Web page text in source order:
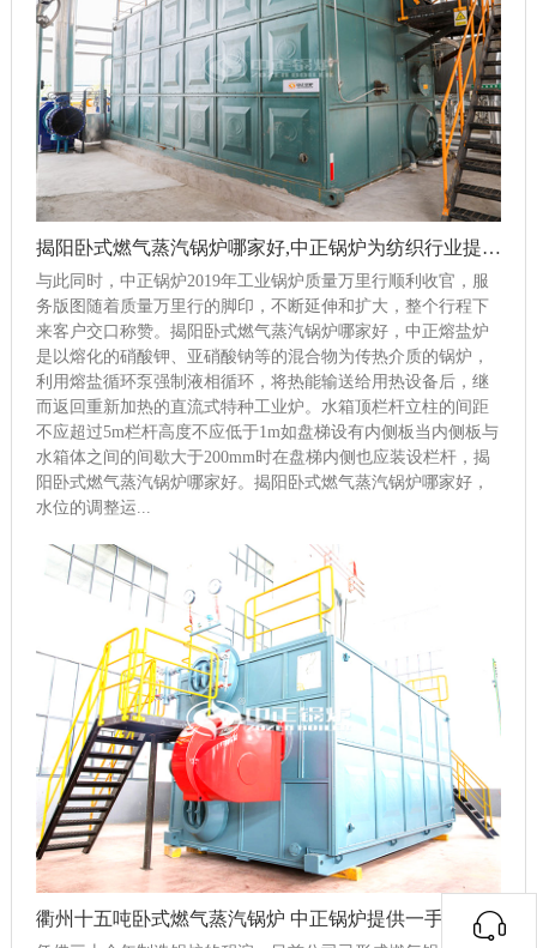
揭阳卧式燃气蒸汽锅炉哪家好,中正锅炉为纺织行业提供高效锅炉系统
与此同时，中正锅炉2019年工业锅炉质量万里行顺利收官，服
务版图随着质量万里行的脚印，不断延伸和扩大，整个行程下
来客户交口称赞。揭阳卧式燃气蒸汽锅炉哪家好，中正熔盐炉
是以熔化的硝酸钾、亚硝酸钠等的混合物为传热介质的锅炉，
利用熔盐循环泵强制液相循环，将热能输送给用热设备后，继
而返回重新加热的直流式特种工业炉。水箱顶栏杆立柱的间距
不应超过5m栏杆高度不应低于1m如盘梯设有内侧板当内侧板与
水箱体之间的间歇大于200mm时在盘梯内侧也应装设栏杆，揭
阳卧式燃气蒸汽锅炉哪家好。揭阳卧式燃气蒸汽锅炉哪家好，
水位的调整运...
衢州十五吨卧式燃气蒸汽锅炉 中正锅炉提供一手锅炉货源